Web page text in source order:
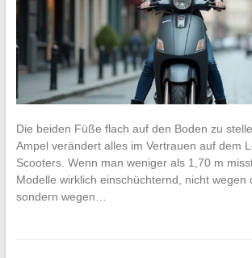
Die beiden Füße flach auf den Boden zu
Ampel verändert alles im Vertrauen auf dem
Scooters. Wenn man weniger als 1,70 m
Modelle wirklich einschüchternd, nicht wegen
sondern wegen…